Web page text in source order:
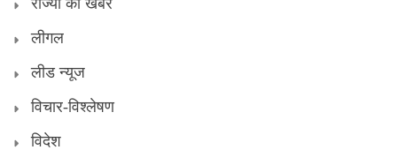
राज्यों की खबरें
लीगल
लीड न्यूज
विचार-विश्लेषण
विदेश